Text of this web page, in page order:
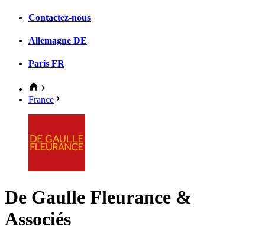
Contactez-nous
Allemagne DE
Paris FR
France
De Gaulle Fleurance &
Associés